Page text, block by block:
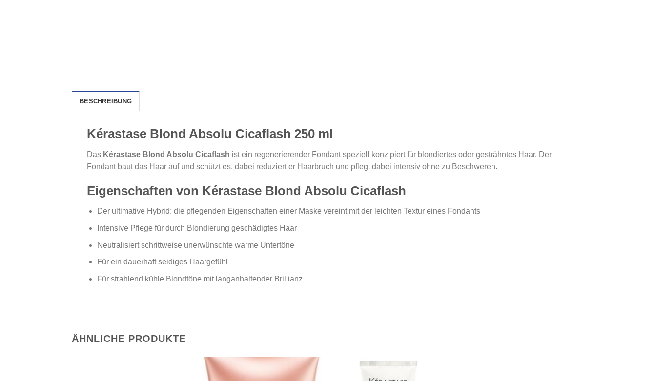
BESCHREIBUNG
Kérastase Blond Absolu Cicaflash 250 ml
Das Kérastase Blond Absolu Cicaflash ist ein regenerierender Fondant speziell konzipiert für blondiertes oder gesträhntes Haar. Der
Fondant baut das Haar auf und schützt es, dabei reduziert er Haarbruch und pflegt dabei intensiv ohne zu Beschweren.
Eigenschaften von Kérastase Blond Absolu Cicaflash
Der ultimative Hybrid: die pflegenden Eigenschaften einer Maske vereint mit der leichten Textur eines Fondants
Intensive Pflege für durch Blondierung geschädigtes Haar
Neutralisiert schrittweise unerwünschte warme Untertöne
Für ein dauerhaft seidiges Haargefühl
Für strahlend kühle Blondtöne mit langanhaltender Brillianz
ÄHNLICHE PRODUKTE